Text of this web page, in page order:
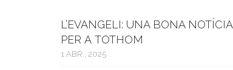
L’EVANGELI: UNA BONA NOTÍCIA
PER A TOTHOM
1 ABR., 2025